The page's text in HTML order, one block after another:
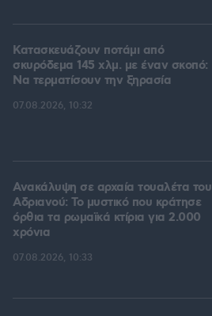
Κατασκευάζουν ποτάμι από
σκυρόδεμα 145 χλμ. με έναν σκοπό:
Να τερματίσουν την ξηρασία
07.08.2026, 10:32
Ανακάλυψη σε αρχαία τουαλέτα του
Αδριανού: Το μυστικό που κράτησε
όρθια τα ρωμαϊκά κτίρια για 2.000
χρόνια
07.08.2026, 10:33